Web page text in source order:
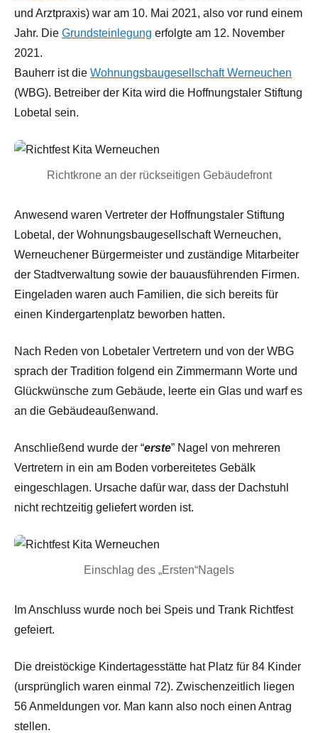
und Arztpraxis) war am 10. Mai 2021, also vor rund einem
Jahr. Die Grundsteinlegung erfolgte am 12. November
2021.
Bauherr ist die Wohnungsbaugesellschaft Werneuchen
(WBG). Betreiber der Kita wird die Hoffnungstaler Stiftung
Lobetal sein.
Richtkrone an der rückseitigen Gebäudefront
Anwesend waren Vertreter der Hoffnungstaler Stiftung
Lobetal, der Wohnungsbaugesellschaft Werneuchen,
Werneuchener Bürgermeister und zuständige Mitarbeiter
der Stadtverwaltung sowie der bauausführenden Firmen.
Eingeladen waren auch Familien, die sich bereits für
einen Kindergartenplatz beworben hatten.
Nach Reden von Lobetaler Vertretern und von der WBG
sprach der Tradition folgend ein Zimmermann Worte und
Glückwünsche zum Gebäude, leerte ein Glas und warf es
an die Gebäudeaußenwand.
Anschließend wurde der “erste” Nagel von mehreren
Vertretern in ein am Boden vorbereitetes Gebälk
eingeschlagen. Ursache dafür war, dass der Dachstuhl
nicht rechtzeitig geliefert worden ist.
Einschlag des „Ersten“Nagels
Im Anschluss wurde noch bei Speis und Trank Richtfest
gefeiert.
Die dreistöckige Kindertagesstätte hat Platz für 84 Kinder
(ursprünglich waren einmal 72). Zwischenzeitlich liegen
56 Anmeldungen vor. Man kann also noch einen Antrag
stellen.